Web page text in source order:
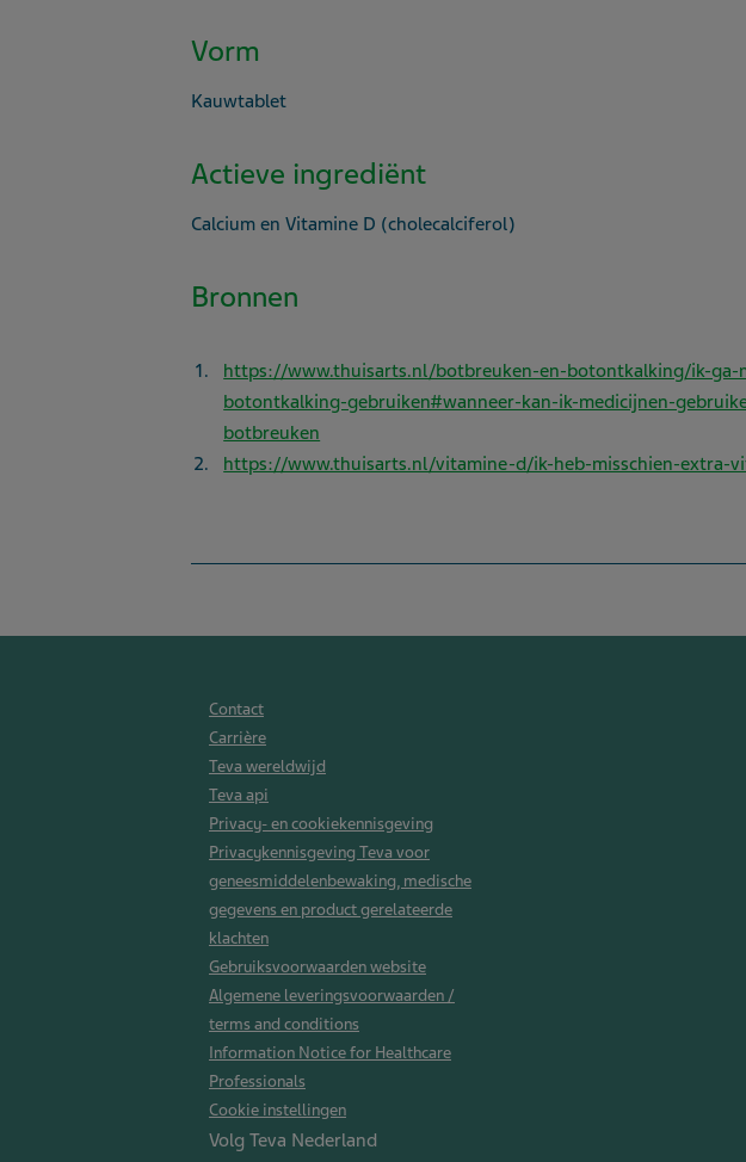
Vorm
Kauwtablet
Actieve ingrediënt
Calcium en Vitamine D (cholecalciferol)
Bronnen
https://www.thuisarts.nl/botbreuken-en-botontkalking/ik-ga-
botontkalking-gebruiken#wanneer-kan-ik-medicijnen-
botbreuken
https://www.thuisarts.nl/vitamine-d/ik-heb-misschien-extra-
Contact
Carrière
Teva wereldwijd
Teva api
Privacy- en cookiekennisgeving
Privacykennisgeving Teva voor
geneesmiddelenbewaking, medische
gegevens en product gerelateerde
klachten
Gebruiksvoorwaarden website
Algemene leveringsvoorwaarden /
terms and conditions
Information Notice for Healthcare
Professionals
Cookie instellingen
Volg Teva Nederland